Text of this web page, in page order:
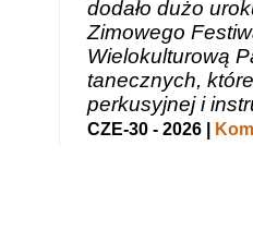
dodało dużo
Zimowego
Wielokulturową
tanecznych,
perkusyjnej i
CZE-30 - 2026 |